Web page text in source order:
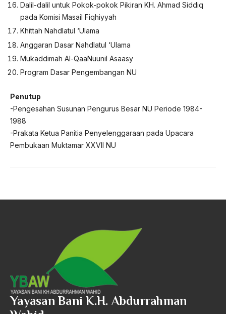
Dalil-dalil untuk Pokok-pokok Pikiran KH. Ahmad Siddiq
pada Komisi Masail Fiqhiyyah
Khittah Nahdlatul ‘Ulama
Anggaran Dasar Nahdlatul ‘Ulama
Mukaddimah Al-QaaNuunil Asaasy
Program Dasar Pengembangan NU
Penutup
-Pengesahan Susunan Pengurus Besar NU Periode 1984-
1988
-Prakata Ketua Panitia Penyelenggaraan pada Upacara
Pembukaan Muktamar XXVII NU
Yayasan Bani K.H. Abdurrahman